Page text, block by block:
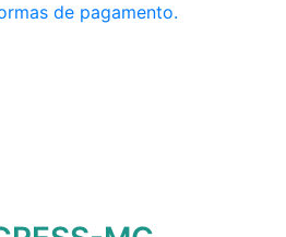
de pagamento.